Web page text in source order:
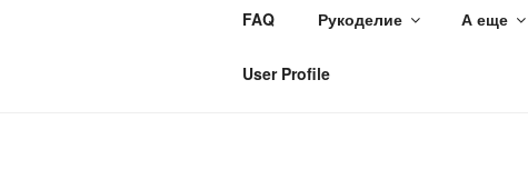
FAQ Рукоделие А еще
User Profile